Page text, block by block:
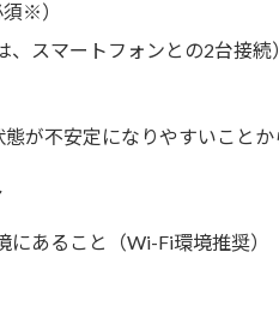
※）
スマートフォンとの2台接続）
が不安定になりやすいこと
あること（Wi-Fi環境推奨）